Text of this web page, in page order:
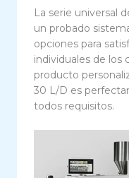
La serie universal
un probado
opciones para
individuales de los
producto
30 L/D es
todos requisitos.